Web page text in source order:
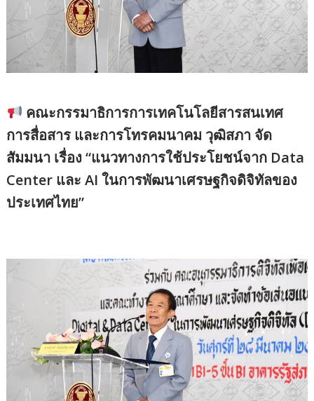
คณะกรรมาธิการการเทคโนโลยีสารสนเทศ
การสื่อสาร และการโทรคมนาคม วุฒิสภา จัด
สัมมนา เรื่อง “แนวทางการใช้ประโยชน์จาก Data
Center และ AI ในการพัฒนาเศรษฐกิจดิจิทัลของ
ประเทศไทย”